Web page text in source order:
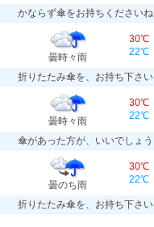
かならず傘をお持ちくださいね
曇時々雨
30℃
22℃
折りたたみ傘を、お持ち下さい
曇時々雨
30℃
22℃
傘があった方が、いいでしょう
曇のち雨
30℃
22℃
折りたたみ傘を、お持ち下さい